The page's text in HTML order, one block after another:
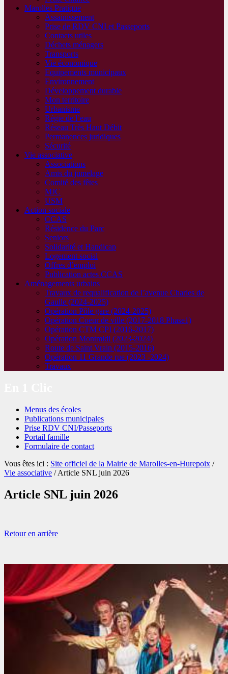
Marolles Pratique
Assainissement
Prise de RDV CNI et Passeports
Contacts utiles
Déchets ménagers
Transports
Vie économique
Equipements municipaux
Environnement
Développement durable
Mon territoire
Urbanisme
Régie de l’eau
Réseau Très Haut Débit
Permanences juridiques
Sécurité
Vie associative
Associations
Amis du jumelage
Comité des fêtes
MJC
USM
Action sociale
CCAS
Résidence du Parc
Seniors
Solidarité et Handicap
Logement social
Offres d’emploi
Publication actes CCAS
Aménagements urbains
Travaux de requalification de l’avenue Charles de
Gaulle (2024-2025)
Opération Pôle gare (2024-2025)
Opération Coeur de ville (2017-2018 Phase1)
Opération CTM CPI (2016-2017)
Opération Montmidi (2023-2024)
Route de Saint Vrain (2015-2016)
Opération 11 Grande rue (2023 -2024)
Travaux
Menus des écoles
Publications municipales
Prise RDV CNI/Passeports
Portail famille
Formulaire de contact
Vous êtes ici : Site officiel de la Mairie de Marolles-en-Hurepoix /
Vie associative /Article SNL juin 2026
Article SNL juin 2026
Retour en arrière